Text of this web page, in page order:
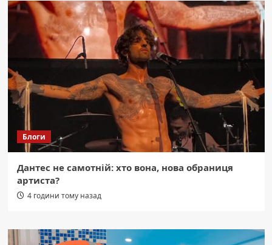
Блоги
Дантес не самотній: хто вона, нова обраниця
артиста?
4 години тому назад